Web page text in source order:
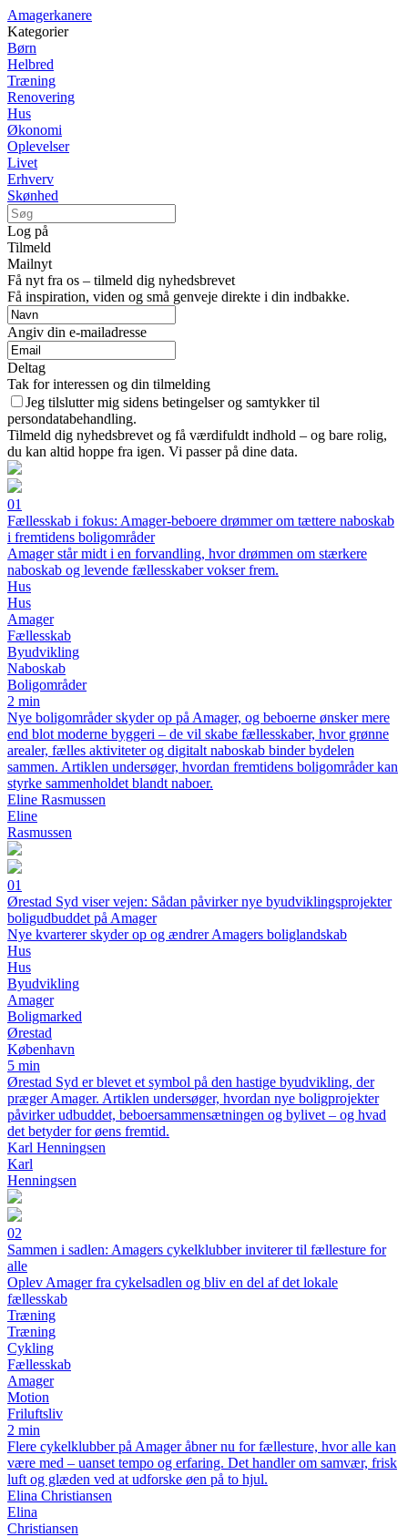
Amagerkanere
Kategorier
Børn
Helbred
Træning
Renovering
Hus
Økonomi
Oplevelser
Livet
Erhverv
Skønhed
Log på
Tilmeld
Mailnyt
Få nyt fra os – tilmeld dig nyhedsbrevet
Få inspiration, viden og små genveje direkte i din indbakke.
Angiv din e-mailadresse
Deltag
Tak for interessen og din tilmelding
Jeg tilslutter mig sidens betingelser og samtykker til
persondatabehandling.
Tilmeld dig nyhedsbrevet og få værdifuldt indhold – og bare rolig,
du kan altid hoppe fra igen. Vi passer på dine data.
01
Fællesskab i fokus: Amager-beboere drømmer om tættere naboskab
i fremtidens boligområder
Amager står midt i en forvandling, hvor drømmen om stærkere
naboskab og levende fællesskaber vokser frem.
Hus
Hus
Amager
Fællesskab
Byudvikling
Naboskab
Boligområder
2 min
Nye boligområder skyder op på Amager, og beboerne ønsker mere
end blot moderne byggeri – de vil skabe fællesskaber, hvor grønne
arealer, fælles aktiviteter og digitalt naboskab binder bydelen
sammen. Artiklen undersøger, hvordan fremtidens boligområder kan
styrke sammenholdet blandt naboer.
Eline Rasmussen
Eline
Rasmussen
01
Ørestad Syd viser vejen: Sådan påvirker nye byudviklingsprojekter
boligudbuddet på Amager
Nye kvarterer skyder op og ændrer Amagers boliglandskab
Hus
Hus
Byudvikling
Amager
Boligmarked
Ørestad
København
5 min
Ørestad Syd er blevet et symbol på den hastige byudvikling, der
præger Amager. Artiklen undersøger, hvordan nye boligprojekter
påvirker udbuddet, beboersammensætningen og bylivet – og hvad
det betyder for øens fremtid.
Karl Henningsen
Karl
Henningsen
02
Sammen i sadlen: Amagers cykelklubber inviterer til fællesture for
alle
Oplev Amager fra cykelsadlen og bliv en del af det lokale
fællesskab
Træning
Træning
Cykling
Fællesskab
Amager
Motion
Friluftsliv
2 min
Flere cykelklubber på Amager åbner nu for fællesture, hvor alle kan
være med – uanset tempo og erfaring. Det handler om samvær, frisk
luft og glæden ved at udforske øen på to hjul.
Elina Christiansen
Elina
Christiansen